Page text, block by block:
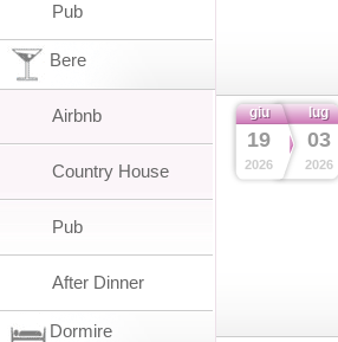
giu
19
2026
lug
03
2026
Pub
Bere
Airbnb
Country House
Pub
After Dinner
Dormire